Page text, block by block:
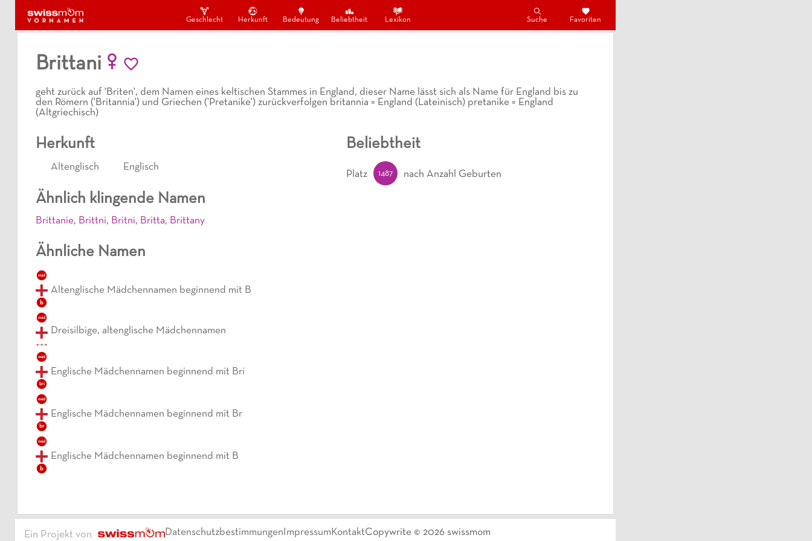
Geschlecht Herkunft Bedeutung Beliebtheit Lexikon Suche Favoriten
Brittani
geht zurück auf 'Briten', dem Namen eines keltischen Stammes in England, dieser Name lässt sich als Name für England bis zu
den Römern ('Britannia') und Griechen ('Pretanike') zurückverfolgen britannia = England (Lateinisch) pretanike = England
(Altgriechisch)
Herkunft
Altenglisch Englisch
Ähnlich klingende Namen
Brittanie, Brittni, Britni, Britta, Brittany
Ähnliche Namen
mäd
b
Altenglische Mädchennamen beginnend mit B
mäd
Dreisilbige, altenglische Mädchennamen
mäd
bri
Englische Mädchennamen beginnend mit Bri
mäd
br
Englische Mädchennamen beginnend mit Br
mäd
b
Englische Mädchennamen beginnend mit B
Beliebtheit
Platz 1487 nach Anzahl Geburten
Ein Projekt von DatenschutzbestimmungenImpressumKontaktCopywrite © 2026 swissmom